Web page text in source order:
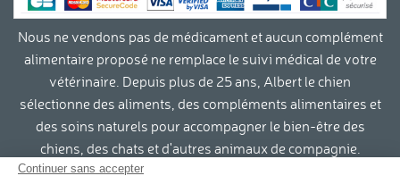
Nous ne vendons pas de médicament et aucun complément
alimentaire proposé ne remplace le suivi médical de votre
vétérinaire. Depuis plus de 25 ans, Albert le chien
sélectionne des aliments, des compléments alimentaires et
des soins naturels pour accompagner le bien-être des
chiens, des chats et d'autres animaux de compagnie.
Continuer sans accepter